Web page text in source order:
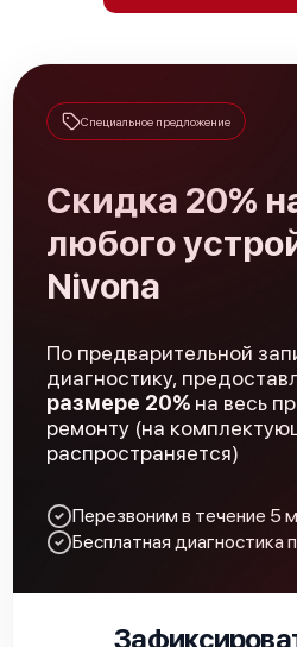
Удаление засора
Замена уплотнителей
Чистка гидросистемы
Замена или ремонт насоса
Замена сетевого шнура
Замена датчика уровня воды
Замена жерновов кофемолки
Ремонт электромагнитного
Специальное предложение
Скидка 20%
любого
Nivona
По предварительной
диагностику,
размере 20% на весь
ремонту (на
распространяется)
Перезвоним в течение 5
Бесплатная диагностика